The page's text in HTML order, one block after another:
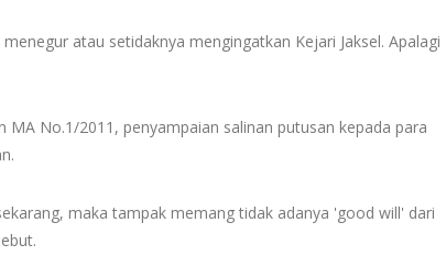
atau setidaknya mengingatkan Kejari Jaksel. Apalagi
No.1/2011, penyampaian salinan putusan kepada para
maka tampak memang tidak adanya 'good will' dari